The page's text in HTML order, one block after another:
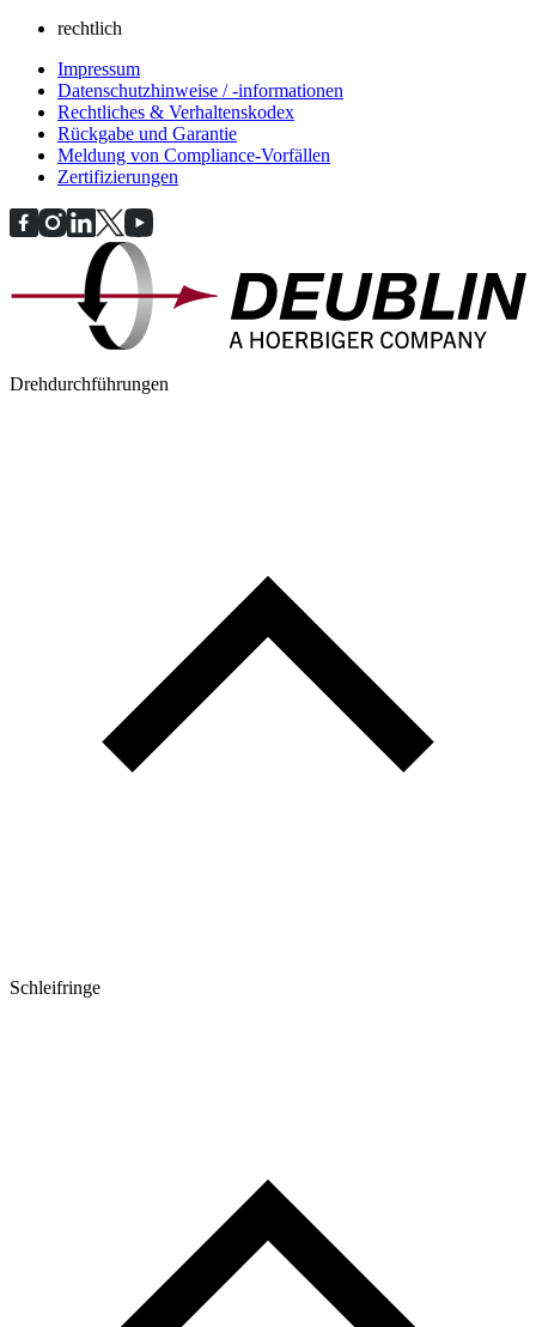
rechtlich
Impressum
Datenschutzhinweise / -informationen
Rechtliches & Verhaltenskodex
Rückgabe und Garantie
Meldung von Compliance-Vorfällen
Zertifizierungen
Drehdurchführungen
Schleifringe